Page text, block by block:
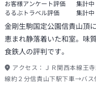
お客様アンケート評価
集計中
るるぶトラベル評価
集計中
金剛生駒国定公園信貴山頂
恵まれ静落着いた和室。味
食鉄人の評判です。
アクセス：
ＪＲ関西本線王
線約２分信貴山下駅下車→バス